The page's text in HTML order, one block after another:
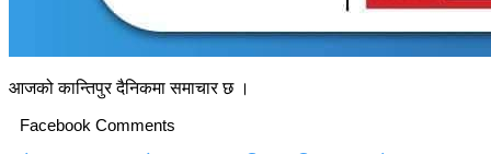
आजको कान्तिपुर दैनिकमा समाचार छ ।
Facebook Comments